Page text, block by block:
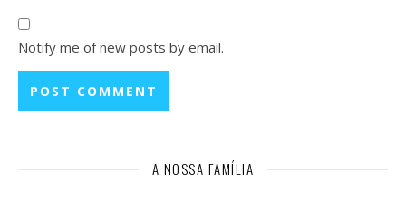
Notify me of new posts by email.
A NOSSA FAMÍLIA